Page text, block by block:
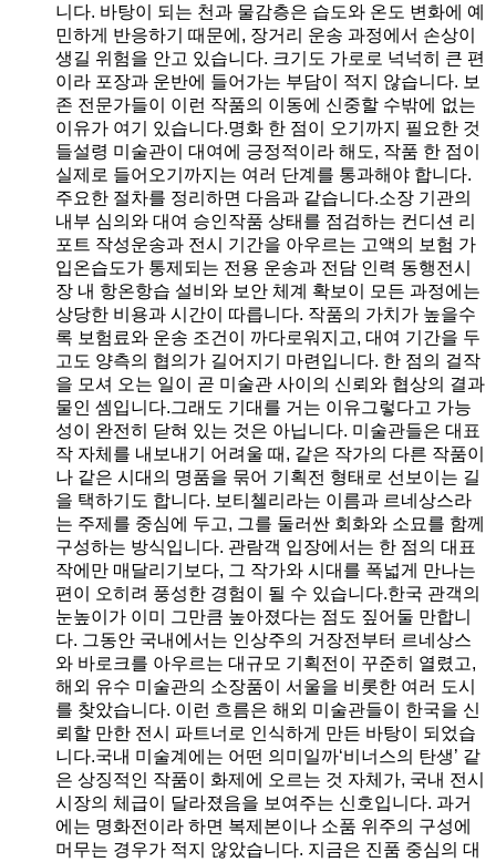
니다. 바탕이 되는 천과 물감층은 습도와 온도 변화에 예
민하게 반응하기 때문에, 장거리 운송 과정에서 손상이
생길 위험을 안고 있습니다. 크기도 가로로 넉넉히 큰 편
이라 포장과 운반에 들어가는 부담이 적지 않습니다. 보
존 전문가들이 이런 작품의 이동에 신중할 수밖에 없는
이유가 여기 있습니다.명화 한 점이 오기까지 필요한 것
들설령 미술관이 대여에 긍정적이라 해도, 작품 한 점이
실제로 들어오기까지는 여러 단계를 통과해야 합니다.
주요한 절차를 정리하면 다음과 같습니다.소장 기관의
내부 심의와 대여 승인작품 상태를 점검하는 컨디션 리
포트 작성운송과 전시 기간을 아우르는 고액의 보험 가
입온습도가 통제되는 전용 운송과 전담 인력 동행전시
장 내 항온항습 설비와 보안 체계 확보이 모든 과정에는
상당한 비용과 시간이 따릅니다. 작품의 가치가 높을수
록 보험료와 운송 조건이 까다로워지고, 대여 기간을 두
고도 양측의 협의가 길어지기 마련입니다. 한 점의 걸작
을 모셔 오는 일이 곧 미술관 사이의 신뢰와 협상의 결과
물인 셈입니다.그래도 기대를 거는 이유그렇다고 가능
성이 완전히 닫혀 있는 것은 아닙니다. 미술관들은 대표
작 자체를 내보내기 어려울 때, 같은 작가의 다른 작품이
나 같은 시대의 명품을 묶어 기획전 형태로 선보이는 길
을 택하기도 합니다. 보티첼리라는 이름과 르네상스라
는 주제를 중심에 두고, 그를 둘러싼 회화와 소묘를 함께
구성하는 방식입니다. 관람객 입장에서는 한 점의 대표
작에만 매달리기보다, 그 작가와 시대를 폭넓게 만나는
편이 오히려 풍성한 경험이 될 수 있습니다.한국 관객의
눈높이가 이미 그만큼 높아졌다는 점도 짚어둘 만합니
다. 그동안 국내에서는 인상주의 거장전부터 르네상스
와 바로크를 아우르는 대규모 기획전이 꾸준히 열렸고,
해외 유수 미술관의 소장품이 서울을 비롯한 여러 도시
를 찾았습니다. 이런 흐름은 해외 미술관들이 한국을 신
뢰할 만한 전시 파트너로 인식하게 만든 바탕이 되었습
니다.국내 미술계에는 어떤 의미일까‘비너스의 탄생’ 같
은 상징적인 작품이 화제에 오르는 것 자체가, 국내 전시
시장의 체급이 달라졌음을 보여주는 신호입니다. 과거
에는 명화전이라 하면 복제본이나 소품 위주의 구성에
머무는 경우가 적지 않았습니다. 지금은 진품 중심의 대